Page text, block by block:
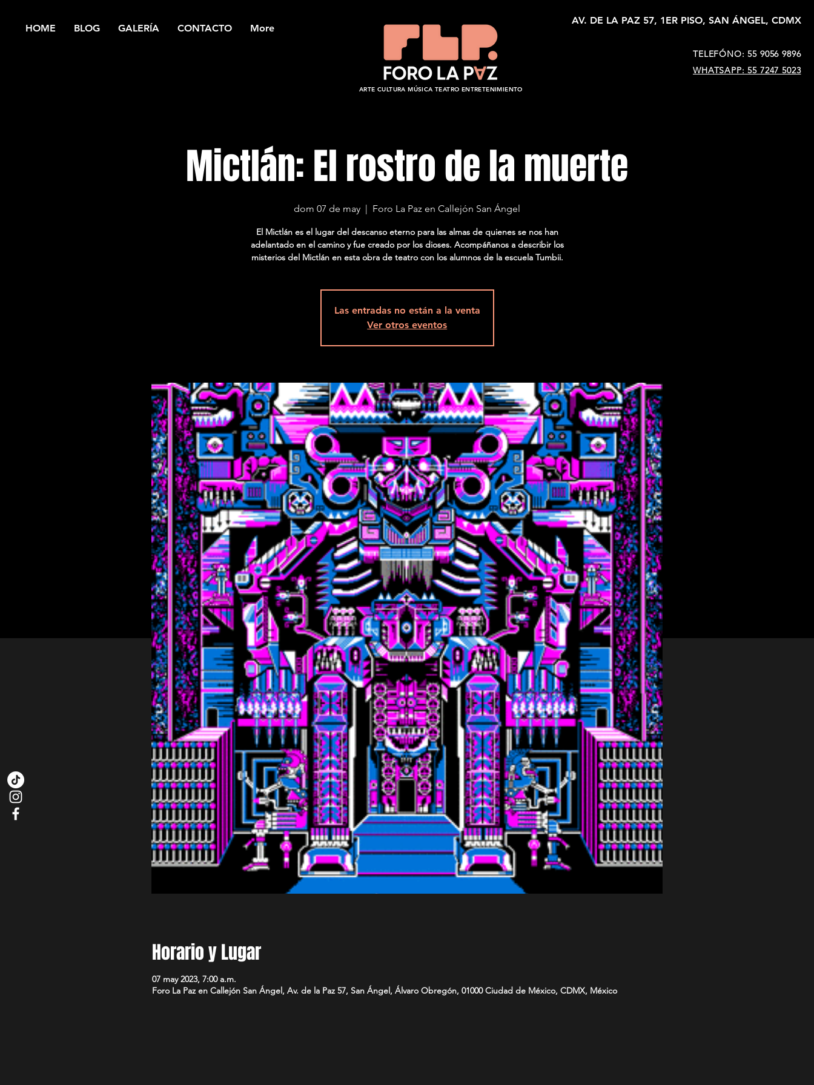
HOME BLOG GALERÍA CONTACTO More
AV. DE LA PAZ 57, 1ER PISO, SAN ÁNGEL, CDMX
ARTE CULTURA MÚSICA TEATRO ENTRETENIMIENTO
TELEFÓNO: 55 9056 9896
WHATSAPP: 55 7247 5023
Mictlán: El rostro de la muerte
dom 07 de may
  |
Foro La Paz en Callejón San Ángel
El Mictlán es el lugar del descanso eterno para las almas de quienes se nos han
adelantado en el camino y fue creado por los dioses. Acompáñanos a describir los
misterios del Mictlán en esta obra de teatro con los alumnos de la escuela Tumbii.
Las entradas no están a la venta
Ver otros eventos
Horario y Lugar
07 may 2023, 7:00 a.m.
Foro La Paz en Callejón San Ángel, Av. de la Paz 57, San Ángel, Álvaro Obregón, 01000 Ciudad de México, CDMX, México